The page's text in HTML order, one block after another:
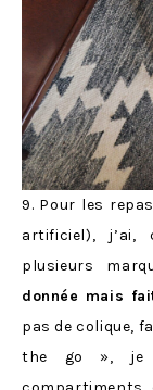
9. Pour les
artificiel), j’ai,
plusieurs
donnée mais
pas de colique,
the go », je